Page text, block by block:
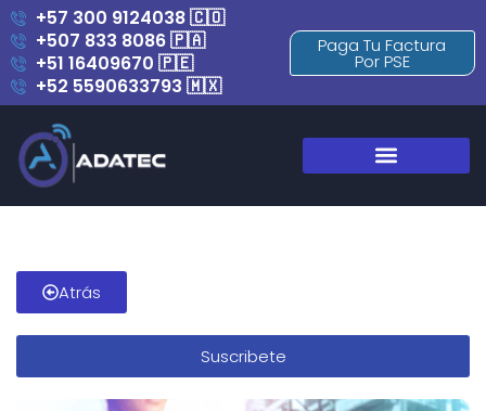
+57 300 9124038 🇨🇴
+507 833 8086 🇵🇦
+51 16409670 🇵🇪
+52 5590633793 🇲🇽
Paga Tu Factura
Por PSE
Atrás
Suscribete